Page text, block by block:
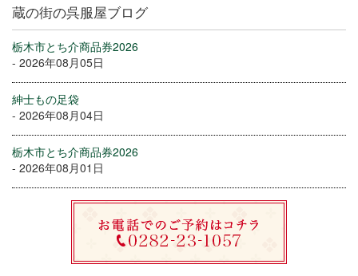
蔵の街の呉服屋ブログ
栃木市とち介商品券2026
- 2026年08月05日
紳士もの足袋
- 2026年08月04日
栃木市とち介商品券2026
- 2026年08月01日